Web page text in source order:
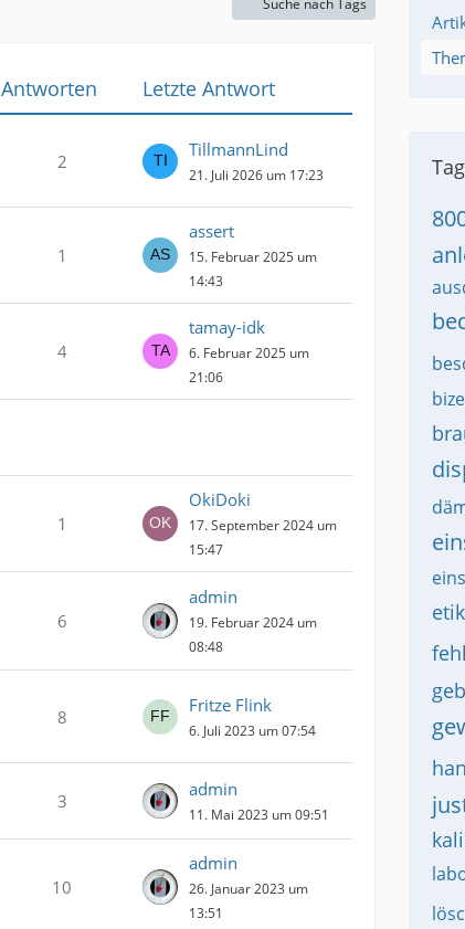
Suche nach Tags
Antworten
Letzte Antwort
2
TillmannLind
21. Juli 2026 um 17:23
1
assert
15. Februar 2025 um
14:43
4
tamay-idk
6. Februar 2025 um
21:06
1
OkiDoki
17. September 2024 um
15:47
6
admin
19. Februar 2024 um
08:48
8
Fritze Flink
6. Juli 2023 um 07:54
3
admin
11. Mai 2023 um 09:51
10
admin
26. Januar 2023 um
13:51